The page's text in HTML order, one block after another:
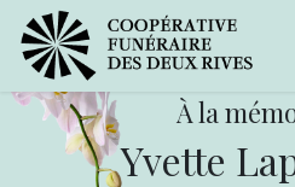
À la
Yvette